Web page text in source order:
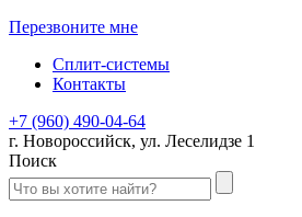
Перезвоните мне
Сплит-системы
Контакты
+7 (960) 490-04-64
г. Новороссийск, ул. Леселидзе 1
Поиск